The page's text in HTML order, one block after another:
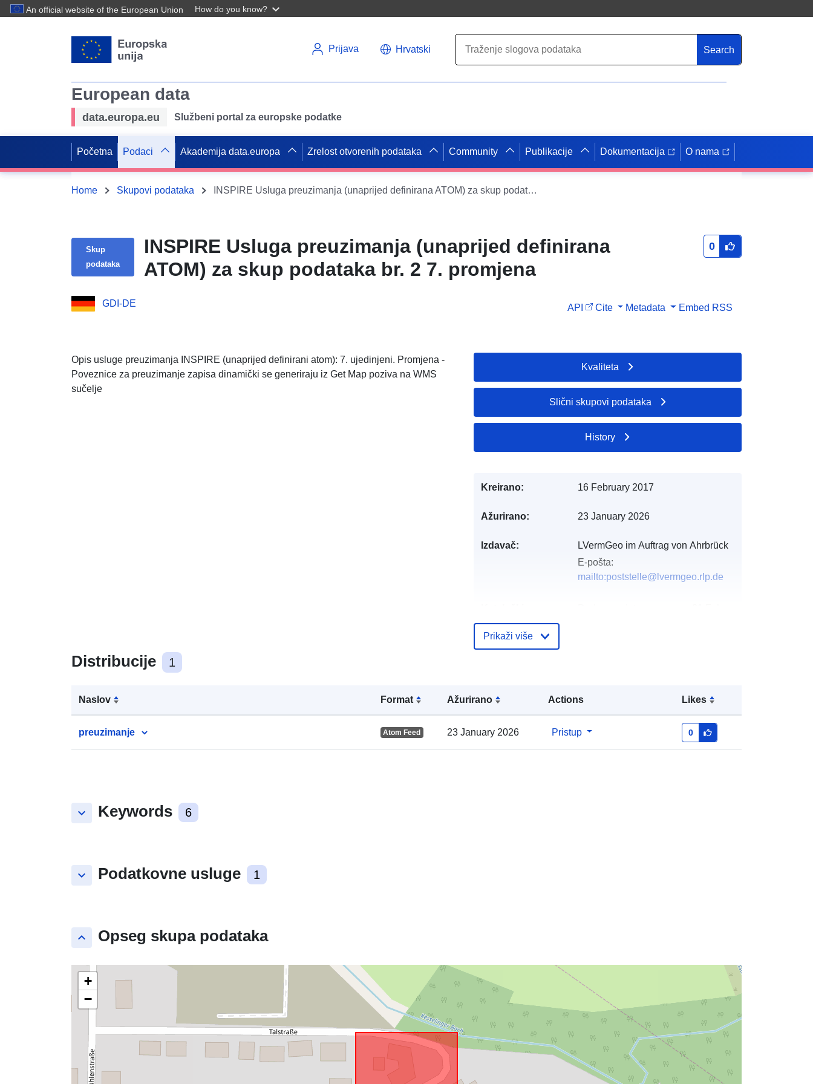
An official website of the European Union How do you know?
Prijava Hrvatski Search
European data
data.europa.eu Službeni portal za europske podatke
Početna Podaci Akademija data.europa Zrelost otvorenih podataka Community Publikacije Dokumentacija O nama
Home Skupovi podataka INSPIRE Usluga preuzimanja (unaprijed definirana ATOM) za skup podataka br. 2 7. promjena
Skup
podataka
INSPIRE Usluga preuzimanja (unaprijed definirana
ATOM) za skup podataka br. 2 7. promjena
0
GDI-DE API Cite Metadata Embed RSS
Opis usluge preuzimanja INSPIRE (unaprijed definirani atom): 7. ujedinjeni. Promjena -
Poveznice za preuzimanje zapisa dinamički se generiraju iz Get Map poziva na WMS
sučelje
Distribucije 1
Naslov Formаt Ažurirano Actions Likes
preuzimanje Atom Feed 23 January 2026 Pristup 0
keyboard_arrow_down Keywords 6
keyboard_arrow_down Podatkovne usluge 1
keyboard_arrow_up Opseg skupa podataka
+
−
Kvaliteta
Slični skupovi podataka
History
Kreirano: 16 February 2017
Ažurirano: 23 January 2026
Izdavač:
LVermGeo im Auftrag von Ahrbrück
E-pošta:
mailto:poststelle@lvermgeo.rlp.de
registar:
6.99514, 50.4825 ], [ 6.99514,
50.4819 ], [ 6.99424, 50.4819 ], [
Prikaži više